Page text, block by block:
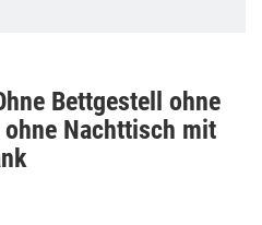
Bettgestell ohne
Nachttisch mit